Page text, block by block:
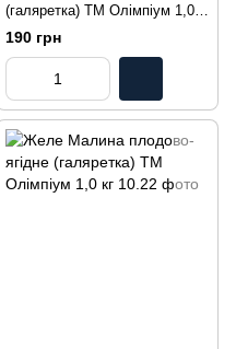
(галяретка) ТМ Олімпіум 1,0
кг
190 грн